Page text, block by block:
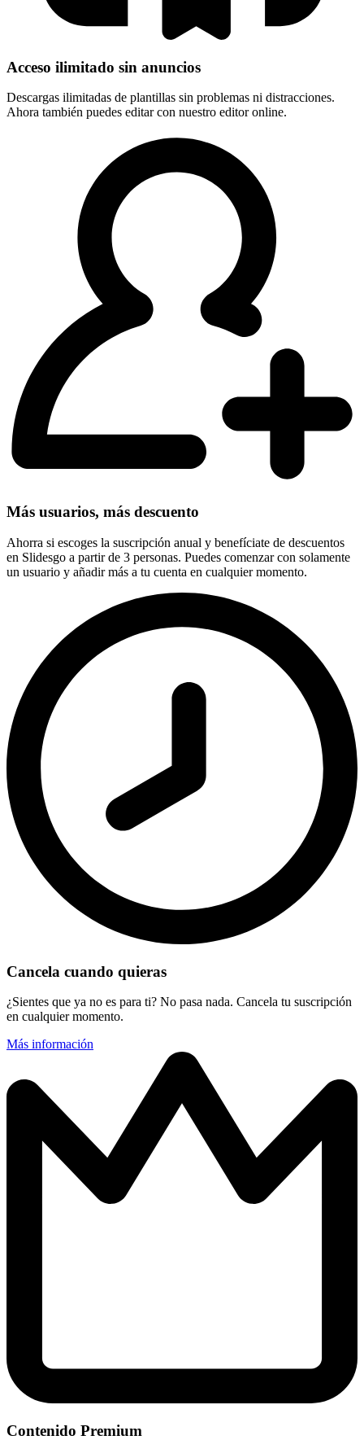
Acceso ilimitado sin anuncios
Descargas ilimitadas de plantillas sin problemas ni distracciones.
Ahora también puedes editar con nuestro editor online.
Más usuarios, más descuento
Ahorra si escoges la suscripción anual y benefíciate de descuentos
en Slidesgo a partir de 3 personas. Puedes comenzar con solamente
un usuario y añadir más a tu cuenta en cualquier momento.
Cancela cuando quieras
¿Sientes que ya no es para ti? No pasa nada. Cancela tu suscripción
en cualquier momento.
Más información
Contenido Premium